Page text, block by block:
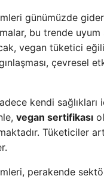
günümüzde
bu trende
vegan tüketici
kendi
vegan sertifikası
Tüketiciler
perakende